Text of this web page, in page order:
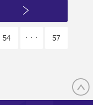
54 ・・・ 57